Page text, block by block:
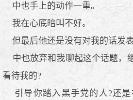
中也手上的动作一重。
我在心底暗叫不好。
但最后他还是没有对我的话发表
中也放弃和我聊起这个话题，
看待我的?
引导你踏入黑手党的人?还是